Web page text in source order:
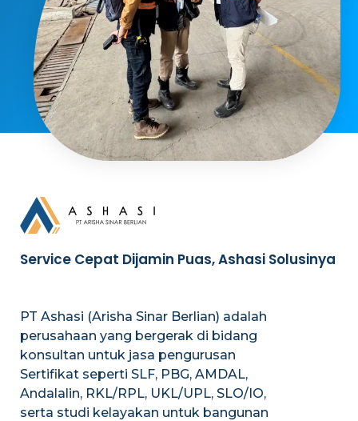
Service Cepat Dijamin Puas, Ashasi Solusinya
PT Ashasi (Arisha Sinar Berlian) adalah
perusahaan yang bergerak di bidang
konsultan untuk jasa pengurusan
Sertifikat seperti SLF, PBG, AMDAL,
Andalalin, RKL/RPL, UKL/UPL, SLO/IO,
serta studi kelayakan untuk bangunan